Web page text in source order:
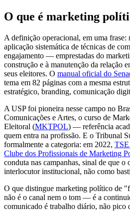
O que é marketing
A definição operacional, em uma frase:
aplicação sistemática de técnicas de
engajamento — emprestadas do
construção e à manutenção da relação
seus eleitores. O manual oficial do
tema em 82 páginas com a mesma
estratégico, branding, comunicação
A USP foi pioneira nesse campo no
Comunicações e Artes, o curso de
Eleitoral (MKTPOL) — referência
quem entra na profissão. E o Tribunal
formalmente a categoria: em 2022, TSE
Clube dos Profissionais de Marketing
conduta nas campanhas, sinal de que
interlocutor institucional, não como
O que distingue marketing político de
não é o canal nem o tom — é a
comunicado é trabalho diário, não pico